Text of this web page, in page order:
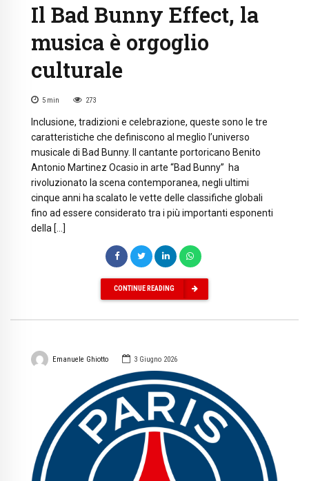
Il Bad Bunny Effect, la
musica è orgoglio
culturale
5 min 273
Inclusione, tradizioni e celebrazione, queste sono le tre
caratteristiche che definiscono al meglio l’universo
musicale di Bad Bunny. Il cantante portoricano Benito
Antonio Martinez Ocasio in arte “Bad Bunny” ha
rivoluzionato la scena contemporanea, negli ultimi
cinque anni ha scalato le vette delle classifiche globali
fino ad essere considerato tra i più importanti esponenti
della […]
CONTINUE READING
Emanuele Ghiotto 3 Giugno 2026